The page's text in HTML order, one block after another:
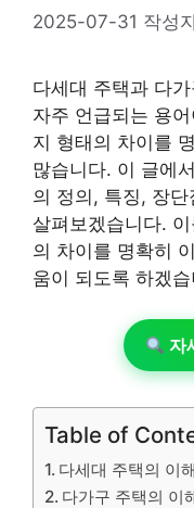
2025-07-31 작성
다세대 주택과 다
자주 언급되는 용
지 형태의 차이를
많습니다. 이 글에
의 정의, 특징, 장
살펴보겠습니다.
의 차이를 명확히
움이 되도록 하겠
자
Table of
다세대 주택의 이해
다가구 주택의 이